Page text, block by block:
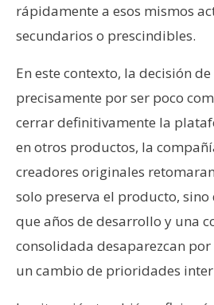
rápidamente a esos mismos
secundarios o prescindibles.
En este contexto, la decisión
precisamente por ser poco
cerrar definitivamente la
en otros productos, la
creadores originales
solo preserva el producto,
que años de desarrollo y una
consolidada desaparezcan
un cambio de prioridades